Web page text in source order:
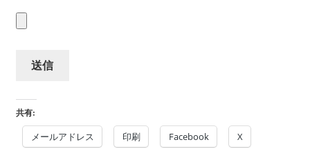
共有:
メールアドレス 印刷 Facebook X